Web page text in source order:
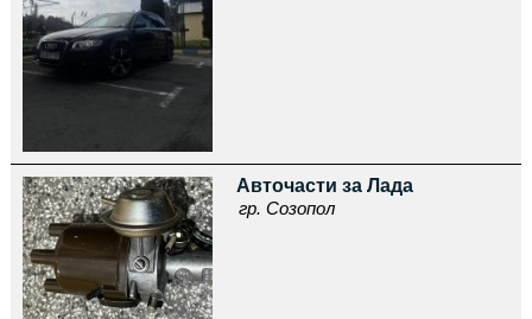
Авточасти за Лада
гр. Созопол